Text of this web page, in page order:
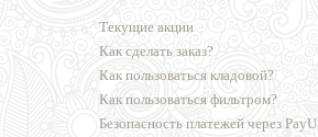
Текущие акции
Как сделать заказ?
Как пользоваться кладовой?
Как пользоваться фильтром?
Безопасность платежей через PayU